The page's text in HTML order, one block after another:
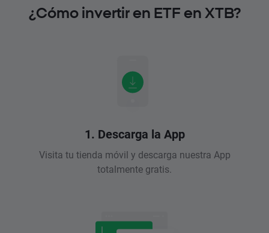
¿Cómo invertir en ETF en XTB?
1. Descarga la App
Visita tu tienda móvil y descarga nuestra App
totalmente gratis.